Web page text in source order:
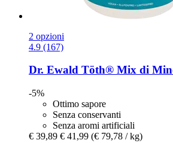
2 opzioni
4.9 (167)
Dr. Ewald Töth® Mix di
-5%
Ottimo sapore
Senza conservanti
Senza aromi artificiali
€ 39,89 € 41,99 (€ 79,78 / kg)